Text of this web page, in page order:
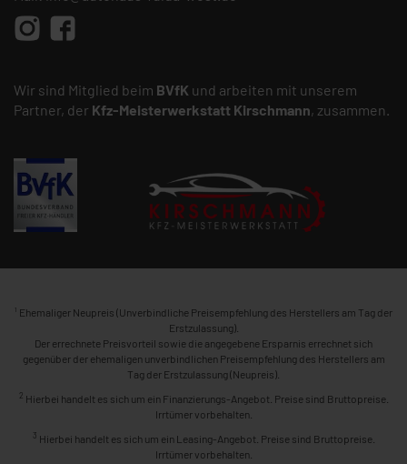
Wir sind Mitglied beim BVfK und arbeiten mit unserem
Partner, der Kfz-Meisterwerkstatt Kirschmann, zusammen.
1 Ehemaliger Neupreis (Unverbindliche Preisempfehlung des Herstellers am Tag der
Erstzulassung).
Der errechnete Preisvorteil sowie die angegebene Ersparnis errechnet sich
gegenüber der ehemaligen unverbindlichen Preisempfehlung des Herstellers am
Tag der Erstzulassung (Neupreis).
2 Hierbei handelt es sich um ein Finanzierungs-Angebot. Preise sind Bruttopreise.
Irrtümer vorbehalten.
3 Hierbei handelt es sich um ein Leasing-Angebot. Preise sind Bruttopreise.
Irrtümer vorbehalten.